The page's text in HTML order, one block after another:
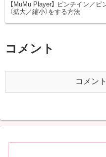
【MuMu Player】 ピンチイン／ピ
（拡大／縮小）をする方法
コメント
コメン